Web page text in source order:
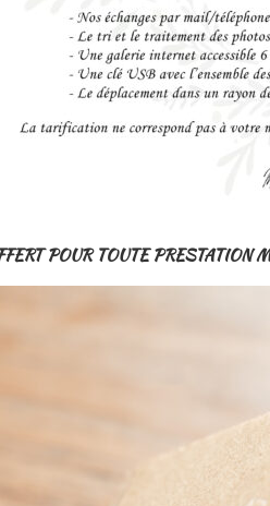
POUR TOUTE PRESTATION